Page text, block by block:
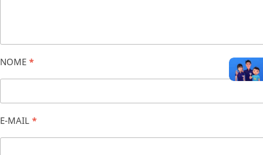
NOME *
E-MAIL *